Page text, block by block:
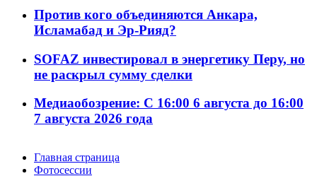
Против кого объединяются Анкара,
Исламабад и Эр-Рияд?
SOFAZ инвестировал в энергетику Перу, но
не раскрыл сумму сделки
Медиаобозрение: С 16:00 6 августа до 16:00
7 августа 2026 года
Главная страница
Фотосессии